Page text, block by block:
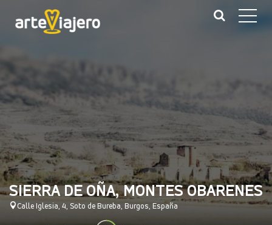
SIERRA DE OÑA, MONTES OBARENES
Calle Iglesia, 4, Soto de Bureba, Burgos, España